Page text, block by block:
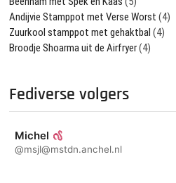
Andijvie Stamppot met Verse Worst (4)
Zuurkool stamppot met gehaktbal (4)
Broodje Shoarma uit de Airfryer(4)
Fediverse volgers
Michel
@msjl@mstdn.anchel.nl